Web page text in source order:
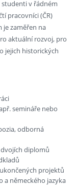
studenti v řádném
pracovníci (ČR)
je zaměřen na
aktuální rozvoj, pro
jejich historických
semináře nebo
odborná
diplomů
projektů
a německého jazyka